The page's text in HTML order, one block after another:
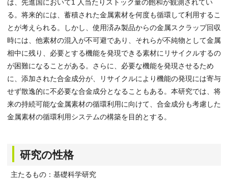
は、先進国において1 人当たりストック量の飽和が観測されてい
る。将来的には、蓄積された金属素材を何度も循環して利用するこ
とが考えられる。しかし、使用済み製品からの金属スクラップ回収
時には、他素材の混入が不可避であり、それらが不純物として金属
相中に残り、必要とする機能を発現できる素材にリサイクルするの
が困難になることがある。さらに、必要な機能を発現させるため
に、添加された合金成分が、リサイクルにより機能の発現には寄与
せず散逸的に不必要な合金成分となることもある。本研究では、将
来の持続可能な金属素材の循環利用に向けて、合金成分も考慮した
金属素材の循環利用システムの構築を目的とする。
研究の性格
主たるもの：基礎科学研究